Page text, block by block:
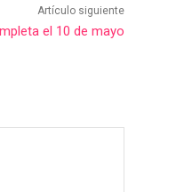
Artículo siguiente
el 10 de mayo